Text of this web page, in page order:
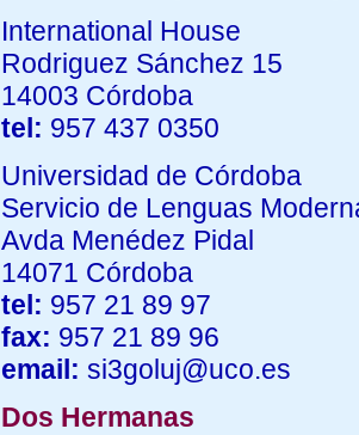
International House
Rodriguez Sánchez 15
14003 Córdoba
tel: 957 437 0350
Universidad de Córdoba
Servicio de Lenguas
Avda Menédez Pidal
14071 Córdoba
tel: 957 21 89 97
fax: 957 21 89 96
email: si3goluj@uco.es
Dos Hermanas